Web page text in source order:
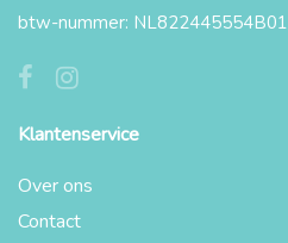
btw-nummer: NL822445554B01
Klantenservice
Over ons
Contact